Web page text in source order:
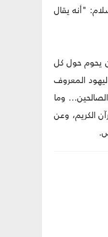
علي عليه السلام: "أنه يقال
يحوم حول كل
المعروف
وما
الكريم، وعن